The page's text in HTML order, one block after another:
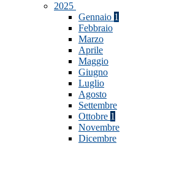
2025
Gennaio 1
Febbraio
Marzo
Aprile
Maggio
Giugno
Luglio
Agosto
Settembre
Ottobre 1
Novembre
Dicembre